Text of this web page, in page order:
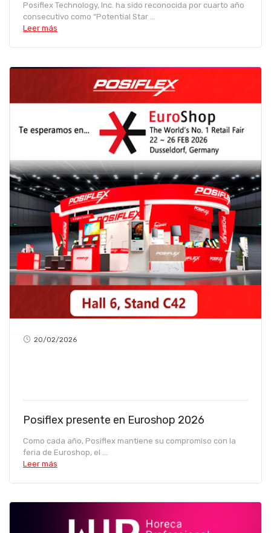
Posiflex Technology, Inc. ha sido reconocida por cuarto año
consecutivo como “Potential Star ...
Leer más
20/02/2026
Posiflex presente en Euroshop 2026
Como cada año, Posiflex mantiene su compromiso con la
feria de Euroshop, el ...
Leer más